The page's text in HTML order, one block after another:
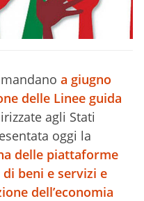
a giugno
delle Linee guida
agli Stati
oggi la
delle piattaforme
beni e servizi e
dell’economia